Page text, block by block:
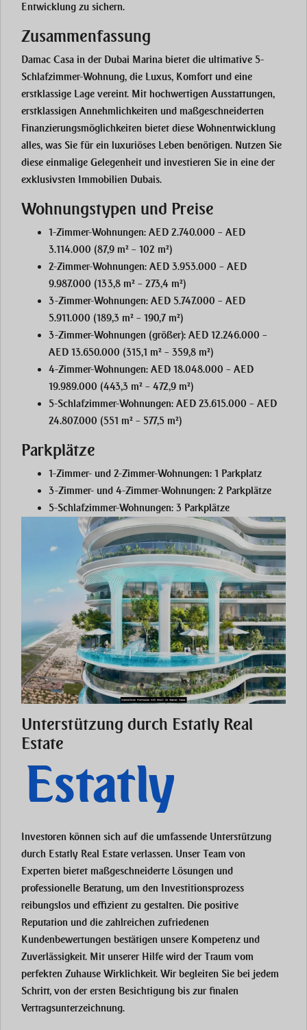
Entwicklung zu sichern.
Zusammenfassung
Damac Casa in der Dubai Marina bietet die ultimative 5-
Schlafzimmer-Wohnung, die Luxus, Komfort und eine
erstklassige Lage vereint. Mit hochwertigen Ausstattungen,
erstklassigen Annehmlichkeiten und maßgeschneiderten
Finanzierungsmöglichkeiten bietet diese Wohnentwicklung
alles, was Sie für ein luxuriöses Leben benötigen. Nutzen Sie
diese einmalige Gelegenheit und investieren Sie in eine der
exklusivsten Immobilien Dubais.
Wohnungstypen und Preise
1-Zimmer-Wohnungen: AED 2.740.000 – AED
3.114.000 (87,9 m² – 102 m²)
2-Zimmer-Wohnungen: AED 3.953.000 – AED
9.987.000 (133,8 m² – 273,4 m²)
3-Zimmer-Wohnungen: AED 5.747.000 – AED
5.911.000 (189,3 m² – 190,7 m²)
3-Zimmer-Wohnungen (größer): AED 12.246.000 –
AED 13.650.000 (315,1 m² – 359,8 m²)
4-Zimmer-Wohnungen: AED 18.048.000 – AED
19.989.000 (443,3 m² – 472,9 m²)
5-Schlafzimmer-Wohnungen: AED 23.615.000 – AED
24.807.000 (551 m² – 577,5 m²)
Parkplätze
1-Zimmer- und 2-Zimmer-Wohnungen: 1 Parkplatz
3-Zimmer- und 4-Zimmer-Wohnungen: 2 Parkplätze
5-Schlafzimmer-Wohnungen: 3 Parkplätze
Unterstützung durch Estatly Real
Estate
Investoren können sich auf die umfassende Unterstützung
durch Estatly Real Estate verlassen. Unser Team von
Experten bietet maßgeschneiderte Lösungen und
professionelle Beratung, um den Investitionsprozess
reibungslos und effizient zu gestalten. Die positive
Reputation und die zahlreichen zufriedenen
Kundenbewertungen bestätigen unsere Kompetenz und
Zuverlässigkeit. Mit unserer Hilfe wird der Traum vom
perfekten Zuhause Wirklichkeit. Wir begleiten Sie bei jedem
Schritt, von der ersten Besichtigung bis zur finalen
Vertragsunterzeichnung.